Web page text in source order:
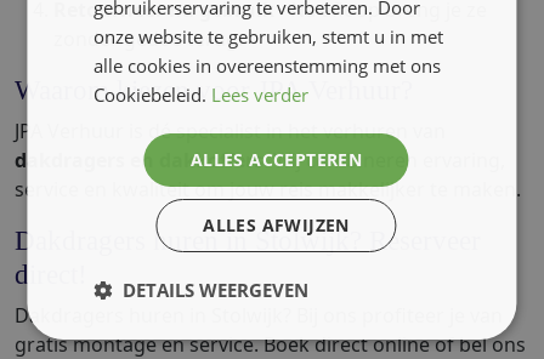
Retourneer na gebruik- Na afloop breng je ze
zonder gedoe terug.
Waarom kiezen voor JPA Verhuur?
JPA Verhuur is dé specialist in het verhuren van
dakdragers en dakkoffers. Wij combineren ervaring,
service en kwaliteit om jouw reis makkelijker te maken.
Dakdragers huren in Stolwijk? Reserveer
direct!
Dakdragers huren in Stolwijk? Bij ons profiteer je van
gratis montage en service. Boek direct online of bel ons
gebruikerservaring te verbeteren. Door
onze website te gebruiken, stemt u in met
alle cookies in overeenstemming met ons
Cookiebeleid. Lees verder
ALLES ACCEPTEREN
ALLES AFWIJZEN
DETAILS WEERGEVEN